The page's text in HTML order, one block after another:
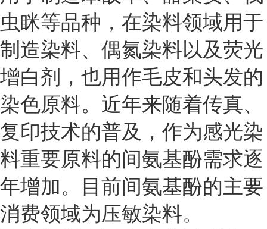
虫眯等品种，在染料领域用于
制造染料、偶氮染料以及荧光
增白剂，也用作毛皮和头发的
染色原料。近年来随着传真、
复印技术的普及，作为感光染
料重要原料的间氨基酚需求逐
年增加。目前间氨基酚的主要
消费领域为压敏染料。